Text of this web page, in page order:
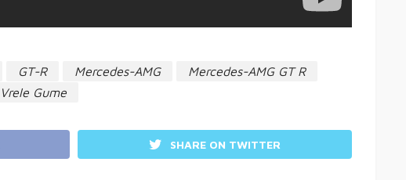
GT-R Mercedes-AMG
Mercedes-AMG GT R
Vrele Gume
SHARE ON TWITTER